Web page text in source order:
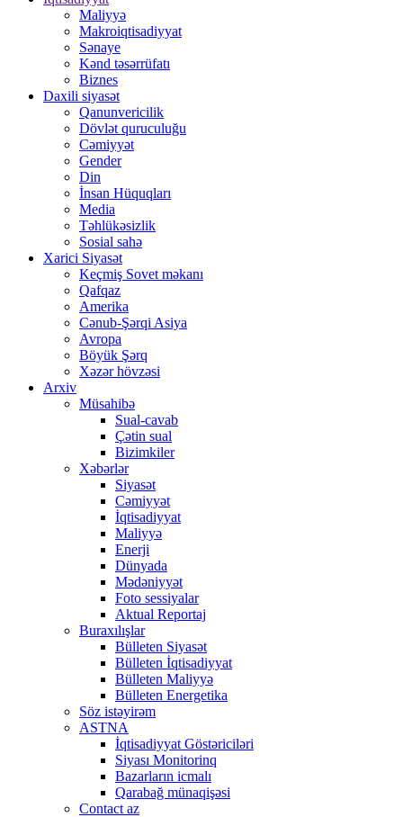
Maliyyə
Makroiqtisadiyyat
Sənaye
Kənd təsərrüfatı
Biznes
Daxili siyasət
Qanunvericilik
Dövlət quruculuğu
Cəmiyyət
Gender
Din
İnsan Hüquqları
Media
Təhlükəsizlik
Sosial sahə
Xarici Siyasət
Keçmiş Sovet məkanı
Qafqaz
Amerika
Cənub-Şərqi Asiya
Avropa
Böyük Şərq
Xəzər hövzəsi
Arxiv
Müsahibə
Sual-cavab
Çətin sual
Bizimkiler
Xəbərlər
Siyasət
Cəmiyyət
İqtisadiyyat
Maliyyə
Enerji
Dünyada
Mədəniyyət
Foto sessiyalar
Aktual Reportaj
Buraxılışlar
Bülleten Siyasət
Bülleten İqtisadiyyat
Bülleten Maliyyə
Bülleten Energetika
Söz istəyirəm
ASTNA
İqtisadiyyat Göstəriciləri
Siyası Monitorinq
Bazarların icmalı
Qarabağ münaqişəsi
Contact az